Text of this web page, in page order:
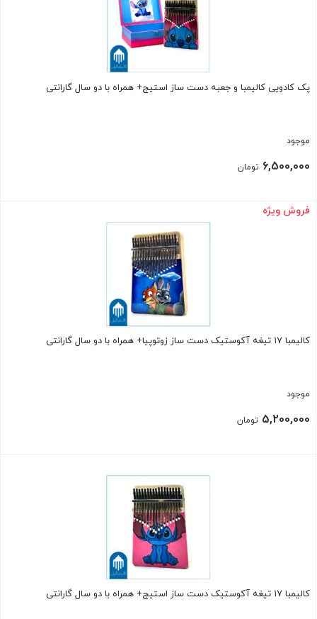
پک کادویی کالیمبا و جعبه دست ساز استیج+ همراه با دو سال گارانتی
موجود
6,500,000 تومان
بستن
فروش ویژه
کالیمبا ۱۷ تیغه آکوستیک دست ساز زوتوپیا+ همراه با دو سال گارانتی
موجود
5,200,000 تومان
کالیمبا ۱۷ تیغه آکوستیک دست ساز استیج+ همراه با دو سال گارانتی